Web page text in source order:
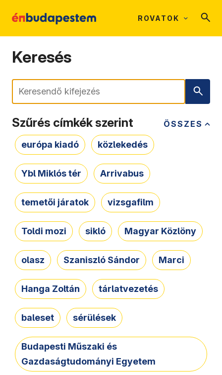
ROVATOK
Keresés
Keresés
ÖSSZES
Szűrés címkék szerint
európa kiadó közlekedés
Ybl Miklós tér Arrivabus
temetői járatok vizsgafilm
Toldi mozi sikló Magyar Közlöny
olasz Szaniszló Sándor Marci
Hanga Zoltán tárlatvezetés
baleset sérülések
Budapesti Műszaki és
Gazdaságtudományi Egyetem